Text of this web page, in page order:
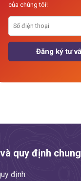
của chúng tôi!
quy định chung
định